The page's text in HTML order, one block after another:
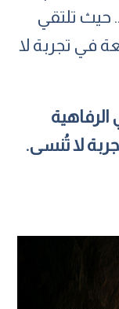
تلتقي
في تجربة لا
لا تُنسى.